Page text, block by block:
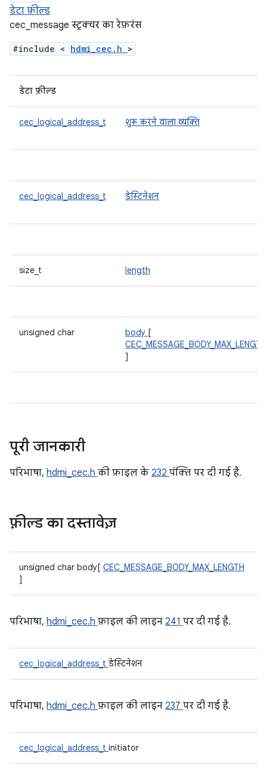
डेटा फ़ील्ड
cec_message स्ट्रक्चर का रेफ़रंस
#include < hdmi_cec.h >
डेटा फ़ील्ड
cec_logical_address_t शुरू करने वाला व्यक्ति
cec_logical_address_t डेस्टिनेशन
size_t length
unsigned char body [
CEC_MESSAGE_BODY_MAX_LENGTH
]
पूरी जानकारी
परिभाषा, hdmi_cec.h की फ़ाइल के 232 पंक्ति पर दी गई है.
फ़ील्ड का दस्तावेज़
unsigned char body[ CEC_MESSAGE_BODY_MAX_LENGTH
]
परिभाषा, hdmi_cec.h फ़ाइल की लाइन 241 पर दी गई है.
cec_logical_address_t डेस्टिनेशन
परिभाषा, hdmi_cec.h फ़ाइल की लाइन 237 पर दी गई है.
cec_logical_address_t initiator